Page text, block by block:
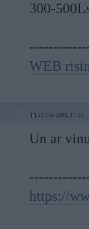
300-
WEB
23. Feb 2006, 17:15
Un ar
https://